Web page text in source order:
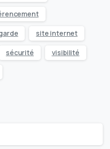
site internet
sécurité visibilité